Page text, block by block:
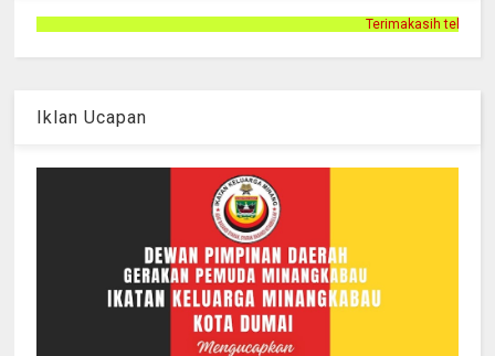
Terimakasih telah mengunjungi halaman
Iklan Ucapan